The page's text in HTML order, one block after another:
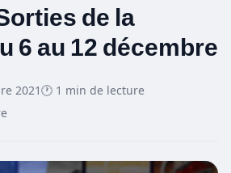
de la
6 au 12 décembre
2021🕐 1 min de lecture